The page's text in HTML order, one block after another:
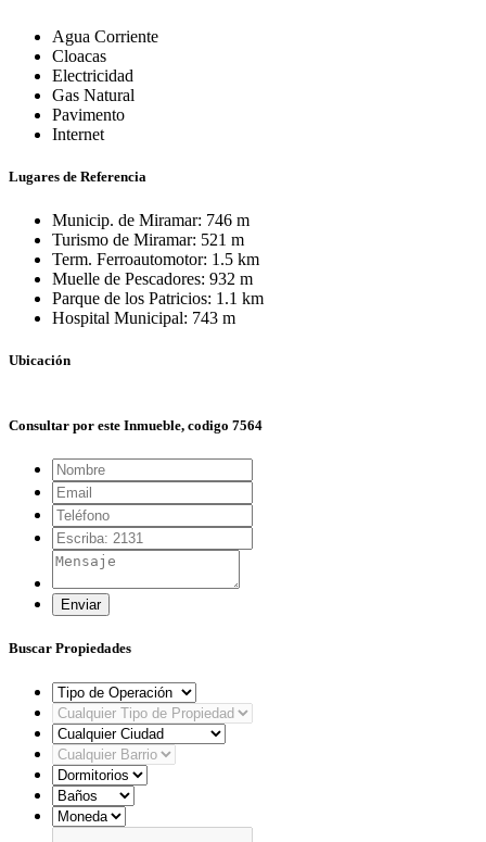
Agua Corriente
Cloacas
Electricidad
Gas Natural
Pavimento
Internet
Lugares de Referencia
Municip. de Miramar: 746 m
Turismo de Miramar: 521 m
Term. Ferroautomotor: 1.5 km
Muelle de Pescadores: 932 m
Parque de los Patricios: 1.1 km
Hospital Municipal: 743 m
Ubicación
+
Consultar por este Inmueble, codigo 7564
Enviar
Buscar Propiedades